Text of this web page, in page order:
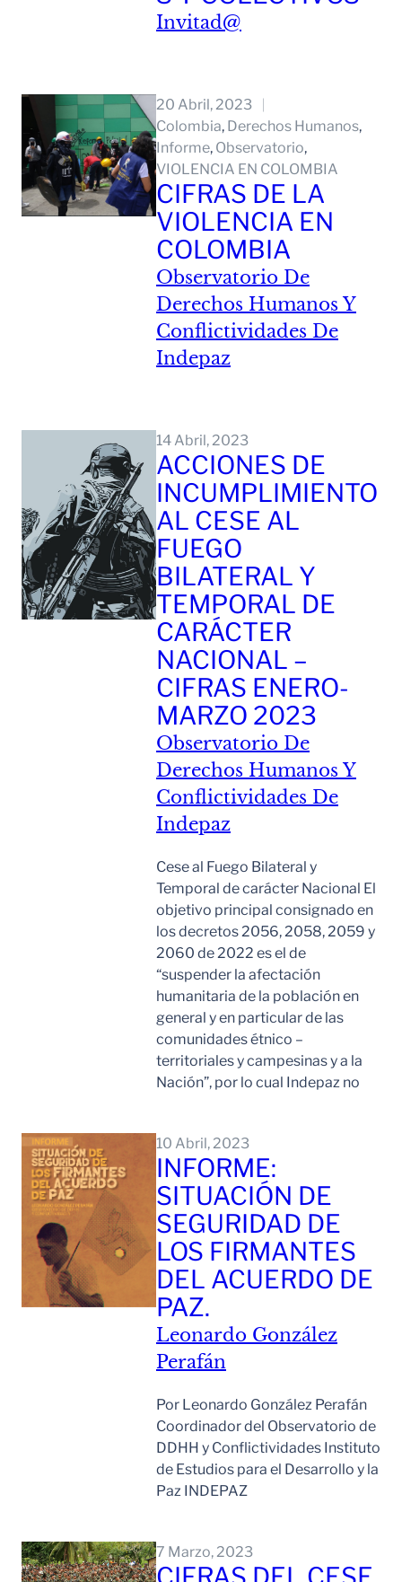
Invitad@
20 Abril, 2023
Colombia, Derechos Humanos
Informe, Observatorio
VIOLENCIA EN COLOMBIA
CIFRAS DE LA
VIOLENCIA EN
COLOMBIA
Observatorio De
Derechos Humanos Y
Conflictividades De
Indepaz
14 Abril, 2023
ACCIONES DE
INCUMPLIMIENTO
AL CESE AL
FUEGO
BILATERAL Y
TEMPORAL DE
CARÁCTER
NACIONAL –
CIFRAS ENERO-
MARZO 2023
Observatorio De
Derechos Humanos Y
Conflictividades De
Indepaz
Cese al Fuego Bilateral y
Temporal de carácter Nacional El
objetivo principal consignado en
los decretos 2056, 2058, 2059 y
2060 de 2022 es el de
“suspender la afectación
humanitaria de la población en
general y en particular de las
comunidades étnico –
territoriales y campesinas y a la
Nación”, por lo cual Indepaz no
10 Abril, 2023
INFORME:
SITUACIÓN DE
SEGURIDAD DE
LOS FIRMANTES
DEL ACUERDO DE
PAZ.
Leonardo González
Perafán
Por Leonardo González Perafán
Coordinador del Observatorio de
DDHH y Conflictividades Instituto
de Estudios para el Desarrollo y la
Paz INDEPAZ
7 Marzo, 2023